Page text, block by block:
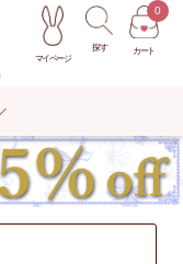
マイページ
探す カート
0